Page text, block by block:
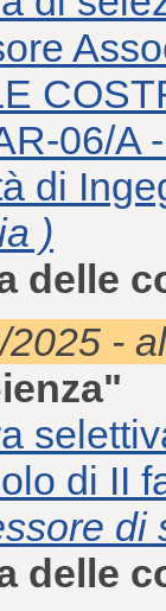
06/A
di
)
delle
-
di II
di
delle